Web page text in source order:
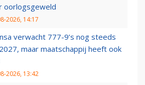
oorlogsgeweld
2026, 14:17
verwacht 777-9’s nog steeds
maar maatschappij heeft ook
2026, 13:42